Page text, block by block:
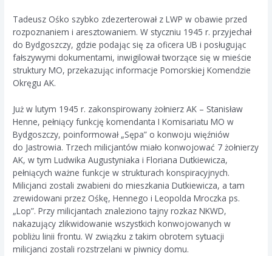
Tadeusz Ośko szybko zdezerterował z LWP w obawie przed
rozpoznaniem i aresztowaniem. W styczniu 1945 r. przyjechał
do Bydgoszczy, gdzie podając się za oficera UB i posługując
fałszywymi dokumentami, inwigilował tworzące się w mieście
struktury MO, przekazując informacje Pomorskiej Komendzie
Okręgu AK.
Już w lutym 1945 r. zakonspirowany żołnierz AK – Stanisław
Henne, pełniący funkcję komendanta I Komisariatu MO w
Bydgoszczy, poinformował „Sępa” o konwoju więźniów
do Jastrowia. Trzech milicjantów miało konwojować 7 żołnierzy
AK, w tym Ludwika Augustyniaka i Floriana Dutkiewicza,
pełniących ważne funkcje w strukturach konspiracyjnych.
Milicjanci zostali zwabieni do mieszkania Dutkiewicza, a tam
zrewidowani przez Ośkę, Hennego i Leopolda Mroczka ps.
„Lop”. Przy milicjantach znaleziono tajny rozkaz NKWD,
nakazujący zlikwidowanie wszystkich konwojowanych w
pobliżu linii frontu. W związku z takim obrotem sytuacji
milicjanci zostali rozstrzelani w piwnicy domu.